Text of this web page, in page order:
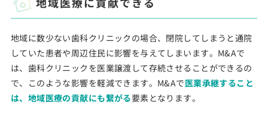
地域に数少ない歯科クリニックの場合、閉院してしまうと通院
していた患者や周辺住民に影響を与えてしまいます。M&Aで
は、歯科クリニックを医業譲渡して存続させることができるの
で、このような影響を軽減できます。M&Aで医業承継すること
は、地域医療の貢献にも繋がる要素となります。